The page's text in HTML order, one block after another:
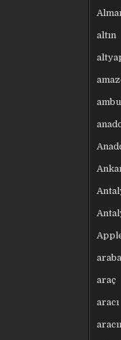
altın
araba
araç
aracı